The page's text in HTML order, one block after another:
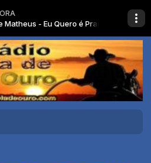
- Eu Quero é Praia (Clipe Oficial)